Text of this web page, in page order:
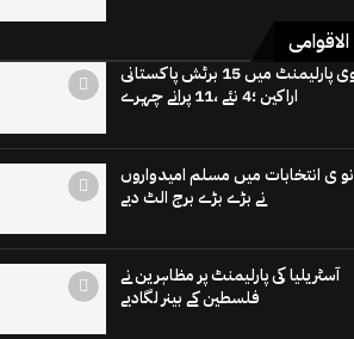
برطانوی پارلیمنٹ میں 15 برٹش پاکستانی
اراکین ؛4 نئے ،11 پرانے چہرے
ی انتخابات میں مسلم امیدواروں
نے بڑے بڑے برج الٹ دیے
آسٹریلیا کی پارلیمنٹ پر مظاہرین نے
فلسطین کے بینر لگادیے